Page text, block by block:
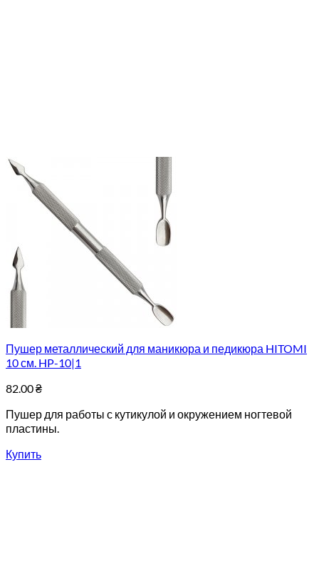
Пушер металлический для маникюра и педикюра HITOMI
10 см. HP-10|1
82.00₴
Пушер для работы с кутикулой и окружением ногтевой
пластины.
Купить